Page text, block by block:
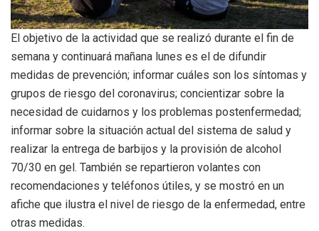
El objetivo de la actividad que se realizó durante el fin de
semana y continuará mañana lunes es el de difundir
medidas de prevención; informar cuáles son los síntomas y
grupos de riesgo del coronavirus; concientizar sobre la
necesidad de cuidarnos y los problemas postenfermedad;
informar sobre la situación actual del sistema de salud y
realizar la entrega de barbijos y la provisión de alcohol
70/30 en gel. También se repartieron volantes con
recomendaciones y teléfonos útiles, y se mostró en un
afiche que ilustra el nivel de riesgo de la enfermedad, entre
otras medidas.